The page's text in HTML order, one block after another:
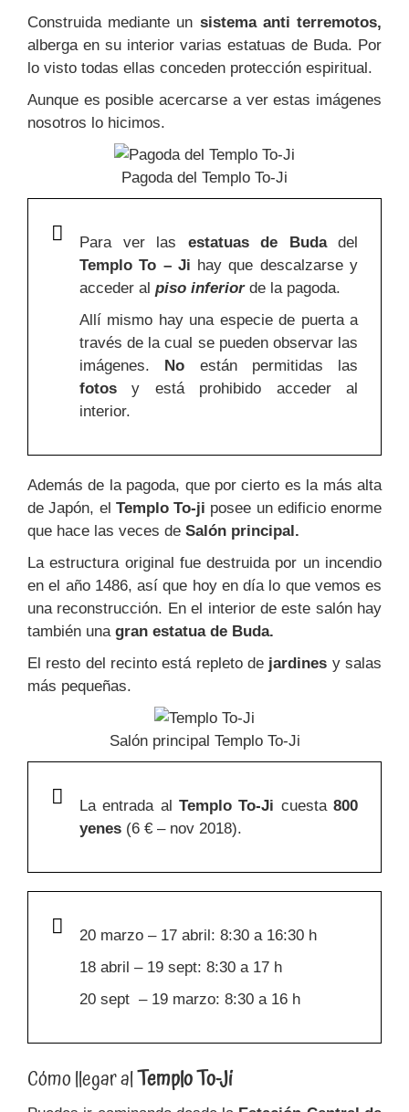
Construida mediante un sistema anti terremotos,
alberga en su interior varias estatuas de Buda. Por
lo visto todas ellas conceden protección espiritual.
Aunque es posible acercarse a ver estas imágenes
nosotros lo hicimos.
Pagoda del Templo To-Ji
Para ver las estatuas de Budadel
Templo To – Ji hay que descalzarse y
acceder al piso inferiorde la pagoda.
Allí mismo hay una especie de puerta a
través de la cual se pueden observar las
imágenes. No están permitidas las
fotos y está prohibido acceder al
interior.
Además de la pagoda, que por cierto es la más alta
de Japón, el Templo To-ji posee un edificio enorme
que hace las veces de Salón principal.
La estructura original fue destruida por un incendio
en el año 1486, así que hoy en día lo que vemos es
una reconstrucción. En el interior de este salón hay
también una gran estatua de Buda.
El resto del recinto está repleto de jardines y salas
más pequeñas.
Salón principal Templo To-Ji
La entrada al Templo To-Ji cuesta800
yenes (6 € – nov 2018).
20 marzo – 17 abril: 8:30 a 16:30 h
18 abril – 19 sept: 8:30 a 17 h
20 sept – 19 marzo: 8:30 a 16 h
Cómo llegar alTemplo To-Ji